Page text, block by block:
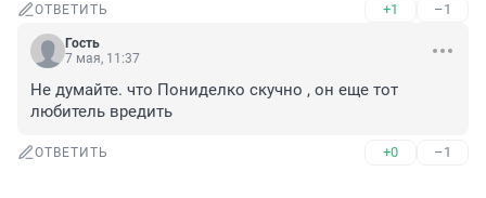
ОТВЕТИТЬ +1 –1
Гость
7 мая, 11:37
Не думайте. что Пониделко скучно , он еще тот
любитель вредить
ОТВЕТИТЬ +0 –1